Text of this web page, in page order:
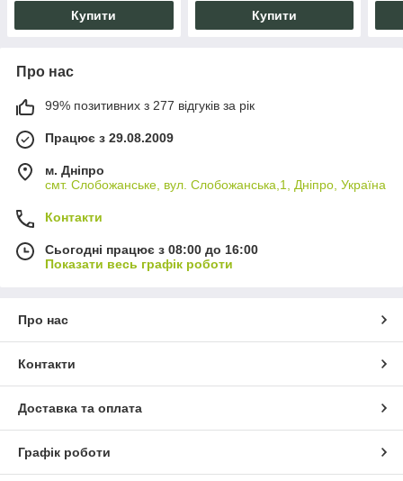
Купити Купити
Про нас
99% позитивних з 277 відгуків за рік
Працює з 29.08.2009
м. Дніпро
смт. Слобожанське, вул. Слобожанська,1, Дніпро, Україна
Контакти
Сьогодні працює з 08:00 до 16:00
Показати весь графік роботи
Про нас
Контакти
Доставка та оплата
Графік роботи